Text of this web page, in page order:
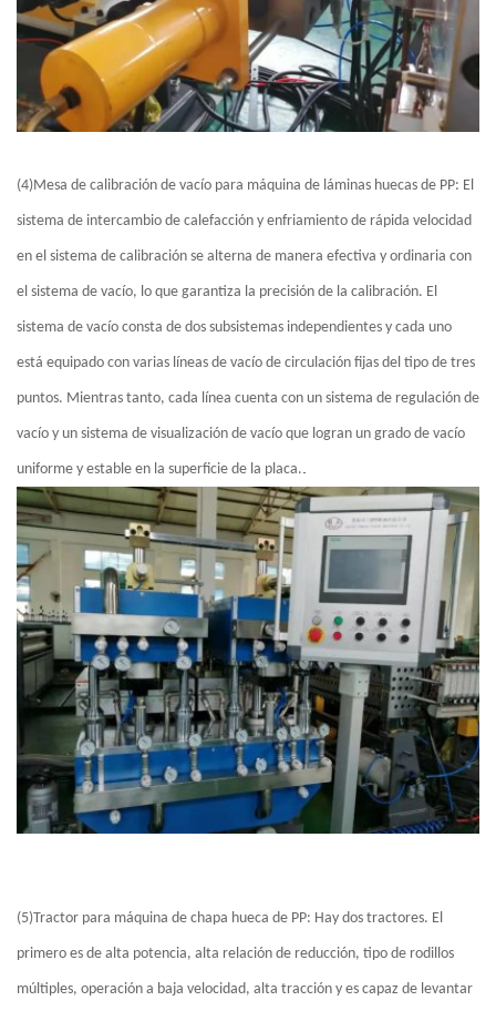
(4)Mesa de calibración de vacío para máquina de láminas huecas de PP: El
sistema de intercambio de calefacción y enfriamiento de rápida velocidad
en el sistema de calibración se alterna de manera efectiva y ordinaria con
el sistema de vacío, lo que garantiza la precisión de la calibración. El
sistema de vacío consta de dos subsistemas independientes y cada uno
está equipado con varias líneas de vacío de circulación fijas del tipo de tres
puntos. Mientras tanto, cada línea cuenta con un sistema de regulación de
vacío y un sistema de visualización de vacío que logran un grado de vacío
uniforme y estable en la superficie de la placa.
(5)Tractor para máquina de chapa hueca de PP: Hay dos tractores. El
primero es de alta potencia, alta relación de reducción, tipo de rodillos
múltiples, operación a baja velocidad, alta tracción y es capaz de levantar